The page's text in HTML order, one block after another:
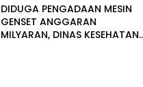
DIDUGA PENGADAAN MESIN
GENSET ANGGARAN
MILYARAN, DINAS KESEHATAN